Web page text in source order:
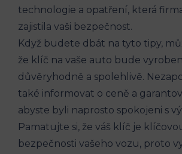
technologie a opatření, která
zajistila vaši bezpečnost.
Když budete dbát na tyto tipy,
že klíč na vaše auto bude vyroben
důvěryhodně a spolehlivě.
také informovat⁤ o ceně a‌
abyste byli naprosto spokojeni s
Pamatujte si, že ​váš‌ klíč je
bezpečnosti⁢ vašeho ‌vozu, ​proto